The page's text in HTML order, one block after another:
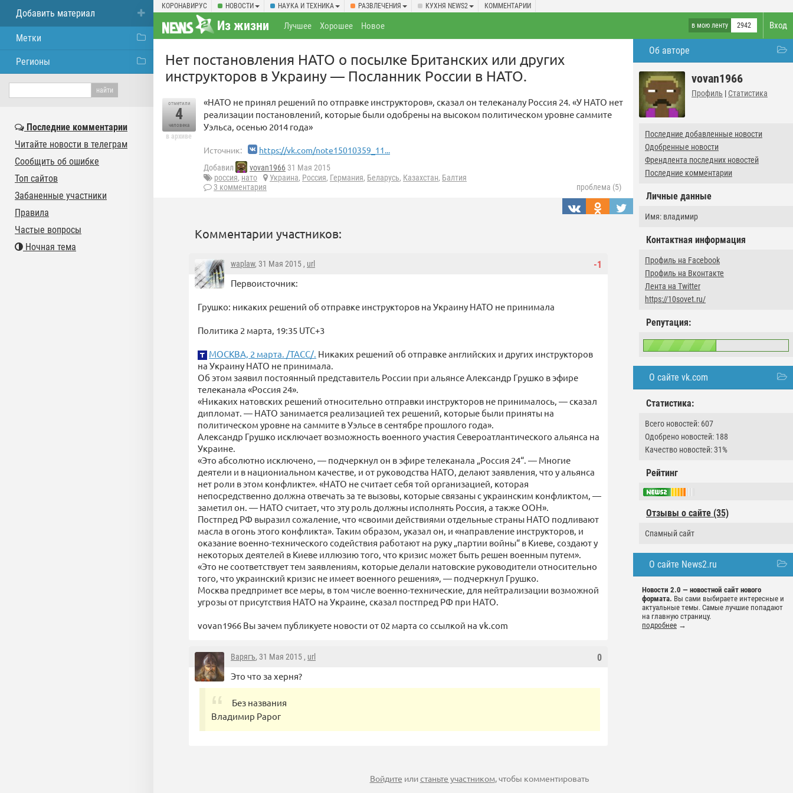
КОРОНАВИРУС НОВОСТИ НАУКА И ТЕХНИКА РАЗВЛЕЧЕНИЯ КУХНЯ NEWS2 КОММЕНТАРИИ
Вход
Из жизни в мою ленту 2942
Лучшее Хорошее Новое
Об авторе
vovan1966
Профиль | Статистика
Последние добавленные новости
Одобренные новости
Френдлента последних новостей
Последние комментарии
Личные данные
Имя: владимир
Контактная информация
Профиль на Facebook
Профиль на Вконтакте
Лента на Twitter
https://10sovet.ru/
Репутация:
О сайте vk.com
Статистика:
Всего новостей: 607
Одобрено новостей: 188
Качество новостей: 31%
Рейтинг
Отзывы о сайте (35)
Спамный сайт
О сайте News2.ru
Новости 2.0 — новостной сайт нового
формата. Вы сами выбираете интересные и
актуальные темы. Самые лучшие попадают
на главную страницу.
подробнее →
Нет постановления НАТО о посылке Британских или других
инструкторов в Украину — Посланник России в НАТО.
отметили
4
человека
в архиве
«НАТО не принял решений по отправке инструкторов», сказал он телеканалу Россия 24. «У НАТО нет
реализации постановлений, которые были одобрены на высоком политическом уровне саммите
Уэльса, осенью 2014 года»
Источник: https://vk.com/note15010359_11...
Добавил vovan1966 31 Мая 2015
россия, нато Украина, Россия, Германия, Беларусь, Казахстан, Балтия
3 комментария
проблема (5)
Комментарии участников:
-1
waplaw, 31 Мая 2015 , url
Первоисточник:
Грушко: никаких решений об отправке инструкторов на Украину НАТО не принимала
Политика 2 марта, 19:35 UTC+3
МОСКВА, 2 марта. /ТАСС/. Никаких решений об отправке английских и других инструкторов
на Украину НАТО не принимала.
Об этом заявил постоянный представитель России при альянсе Александр Грушко в эфире
телеканала «Россия 24».
«Никаких натовских решений относительно отправки инструкторов не принималось, — сказал
дипломат. — НАТО занимается реализацией тех решений, которые были приняты на
политическом уровне на саммите в Уэльсе в сентябре прошлого года».
Александр Грушко исключает возможность военного участия Североатлантического альянса на
Украине.
«Это абсолютно исключено, — подчеркнул он в эфире телеканала „Россия 24“. — Многие
деятели и в национиальном качестве, и от руководства НАТО, делают заявления, что у альянса
нет роли в этом конфликте». «НАТО не считает себя той организацией, которая
непосредственно должна отвечать за те вызовы, которые связаны с украинским конфликтом, —
заметил он. — НАТО считает, что эту роль должны исполнять Россия, а также ООН».
Постпред РФ выразил сожаление, что «своими действиями отдельные страны НАТО подливают
масла в огонь этого конфликта». Таким образом, указал он, и «направление инструкторов, и
оказание военно-технического содействия работают на руку „партии войны“ в Киеве, создают у
некоторых деятелей в Киеве иллюзию того, что кризис может быть решен военным путем».
«Это не соответствует тем заявлениям, которые делали натовские руководители относительно
того, что украинский кризис не имеет военного решения», — подчеркнул Грушко.
Москва предпримет все меры, в том числе военно-технические, для нейтрализации возможной
угрозы от присутствия НАТО на Украине, сказал постпред РФ при НАТО.
vovan1966 Вы зачем публикуете новости от 02 марта со ссылкой на vk.com
0
Варягъ, 31 Мая 2015 , url
Это что за херня?
Без названия
Владимир Рарог
Войдите илистаньте участником, чтобы комментировать
Добавить материал
Метки
Регионы
Последние комментарии
Читайте новости в телеграм
Сообщить об ошибке
Топ сайтов
Забаненные участники
Правила
Частые вопросы
Ночная тема